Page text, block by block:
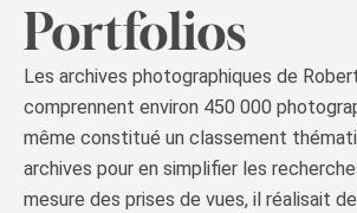
Portfolios
Les archives photographiques de
comprennent environ 450 000
même constitué un classement
archives pour en simplifier les
mesure des prises de vues, il réalisait